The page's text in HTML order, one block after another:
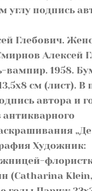
Глебович.
Алексей
вампир. 1958.
см (лист). В
автора и